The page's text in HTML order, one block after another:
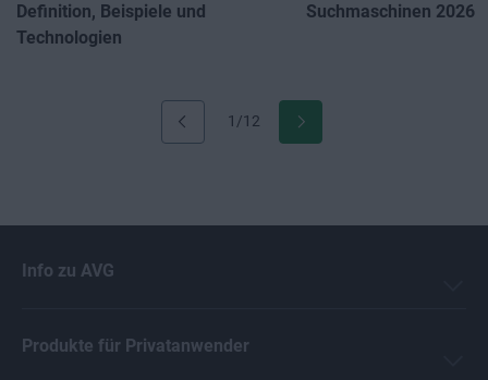
1/12
Definition, Beispiele und
Technologien
Suchmaschinen 2026
Info zu AVG
Produkte für Privatanwender